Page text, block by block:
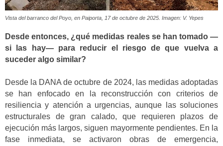
Vista del barranco del Poyo, en Paiporta, 17 de octubre de 2025. Imagen: V. Yepes
Desde entonces, ¿qué medidas reales se han tomado —
si las hay— para reducir el riesgo de que vuelva a
suceder algo similar?
Desde la DANA de octubre de 2024, las medidas adoptadas
se han enfocado en la reconstrucción con criterios de
resiliencia y atención a urgencias, aunque las soluciones
estructurales de gran calado, que requieren plazos de
ejecución más largos, siguen mayormente pendientes. En la
fase inmediata, se activaron obras de emergencia,